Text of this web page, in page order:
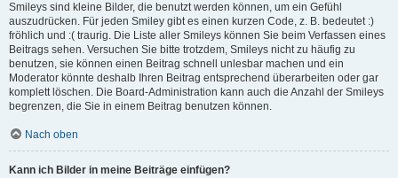
Smileys sind kleine Bilder, die benutzt werden können, um ein Gefühl
auszudrücken. Für jeden Smiley gibt es einen kurzen Code, z. B. bedeutet :)
fröhlich und :( traurig. Die Liste aller Smileys können Sie beim Verfassen eines
Beitrags sehen. Versuchen Sie bitte trotzdem, Smileys nicht zu häufig zu
benutzen, sie können einen Beitrag schnell unlesbar machen und ein
Moderator könnte deshalb Ihren Beitrag entsprechend überarbeiten oder gar
komplett löschen. Die Board-Administration kann auch die Anzahl der Smileys
begrenzen, die Sie in einem Beitrag benutzen können.
Nach oben
Kann ich Bilder in meine Beiträge einfügen?